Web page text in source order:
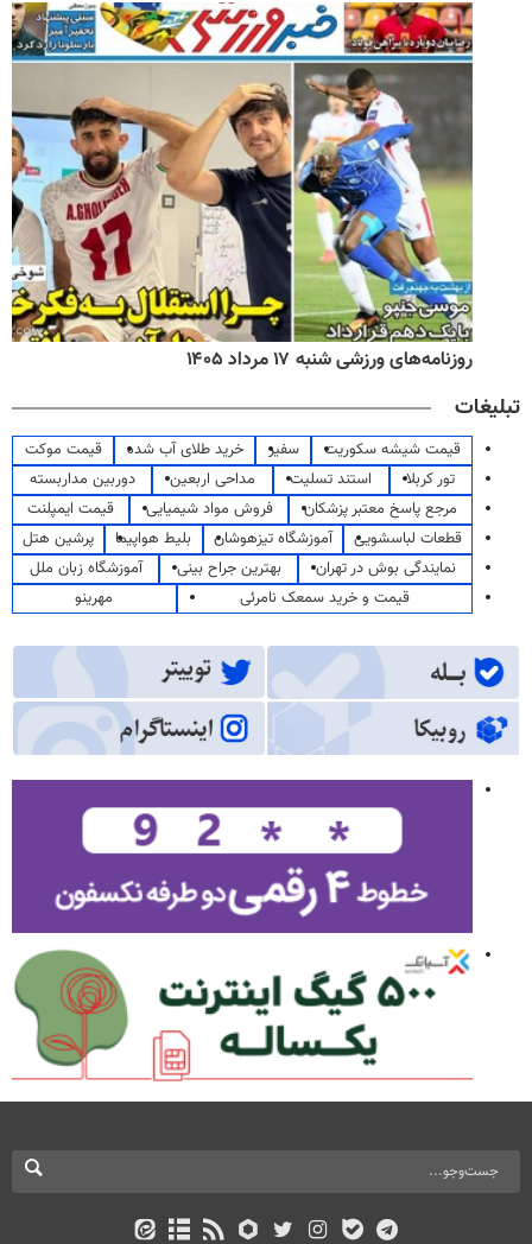
روزنامه‌های ورزشی شنبه ۱۷ مرداد ۱۴۰۵
تبلیغات
قیمت شیشه سکوریت سفیر خرید طلای آب شده
قیمت موکت
تور کربلا
استند تسلیت مداحی اربعین
دوربین مداربسته
مرجع پاسخ معتبر پزشکان
فروش مواد شیمیایی
قیمت ایمپلنت
قطعات لباسشویی
آموزشگاه تیزهوشان بلیط هواپیما
پرشین هتل
نمایندگی بوش در تهران
بهترین جراح بینی
آموزشگاه زبان ملل
قیمت و خرید سمعک نامرئی
مهرینو